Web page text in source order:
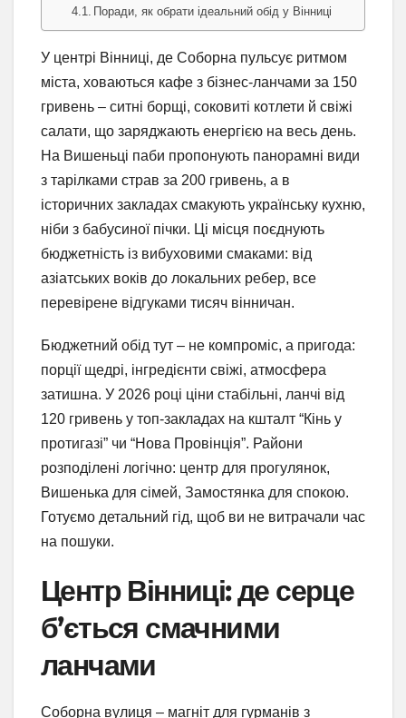
Поради, як обрати ідеальний обід у Вінниці
У центрі Вінниці, де Соборна пульсує ритмом
міста, ховаються кафе з бізнес-ланчами за 150
гривень – ситні борщі, соковиті котлети й свіжі
салати, що заряджають енергією на весь день.
На Вишеньці паби пропонують панорамні види
з тарілками страв за 200 гривень, а в
історичних закладах смакують українську кухню,
ніби з бабусиної пічки. Ці місця поєднують
бюджетність із вибуховими смаками: від
азіатських воків до локальних ребер, все
перевірене відгуками тисяч вінничан.
Бюджетний обід тут – не компроміс, а пригода:
порції щедрі, інгредієнти свіжі, атмосфера
затишна. У 2026 році ціни стабільні, ланчі від
120 гривень у топ-закладах на кшталт “Кінь у
протигазі” чи “Нова Провінція”. Райони
розподілені логічно: центр для прогулянок,
Вишенька для сімей, Замостянка для спокою.
Готуємо детальний гід, щоб ви не витрачали час
на пошуки.
Центр Вінниці: де серце
б’ється смачними
ланчами
Соборна вулиця – магніт для гурманів з